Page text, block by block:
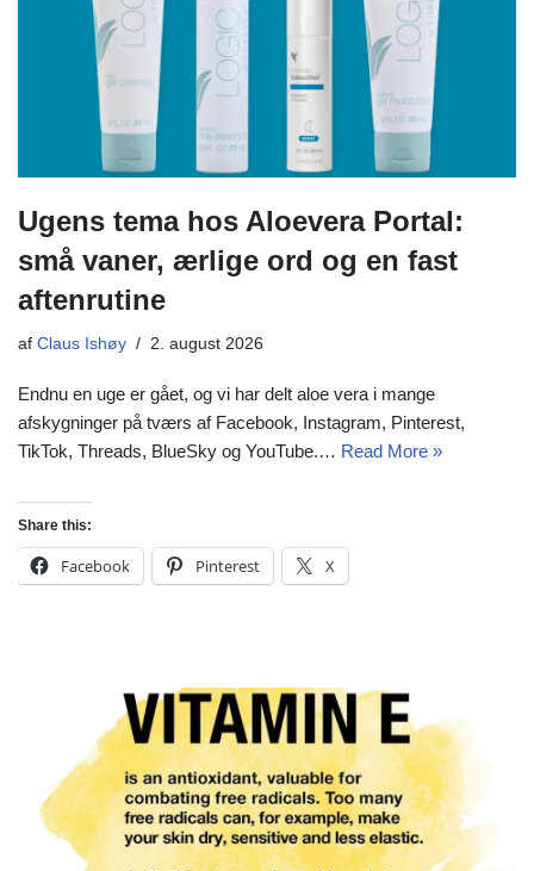
Ugens tema hos Aloevera Portal:
små vaner, ærlige ord og en fast
aftenrutine
af Claus Ishøy 2. august 2026
Endnu en uge er gået, og vi har delt aloe vera i mange
afskygninger på tværs af Facebook, Instagram, Pinterest,
TikTok, Threads, BlueSky og YouTube.… Read More »
Share this:
Facebook Pinterest X